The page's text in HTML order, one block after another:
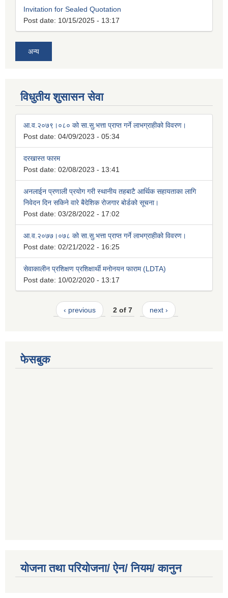
Invitation for Sealed Quotation
Post date: 10/15/2025 - 13:17
अन्य
विधुतीय शुसासन सेवा
आ.व.२०७९।०८० को सा.सु.भत्ता प्राप्त गर्ने लाभग्राहीको विवरण।
Post date: 04/09/2023 - 05:34
दरखास्त फारम
Post date: 02/08/2023 - 13:41
अनलाईन प्रणाली प्रयोग गरी स्थानीय तहबाटै आर्थिक सहायताका लागि
निवेदन दिन सकिने वारे बैदेशिक रोजगार बोर्डको सूचना।
Post date: 03/28/2022 - 17:02
आ.व.२०७७।०७८ को सा.सु.भत्ता प्राप्त गर्ने लाभग्राहीको विवरण।
Post date: 02/21/2022 - 16:25
सेवाकालीन प्रशिक्षण प्रशिक्षार्थी मनोनयन फाराम (LDTA)
Post date: 10/02/2020 - 13:17
‹ previous 2 of 7 next ›
फेसबुक
योजना तथा परियोजना/ ऐन/ नियम/ कानुन